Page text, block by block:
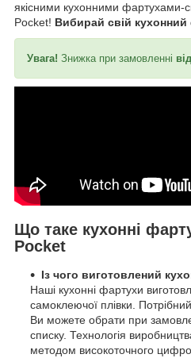
якісними кухонними фартухами-
Pocket! Вибирай свій
Увага! Знижка при замовленні
Що таке кухонні
Pocket
Із чого виготовлений
Наші кухонні фартухи
самоклеючої плівки.
Ви можете обрати при
списку. Технологія
методом високоточного